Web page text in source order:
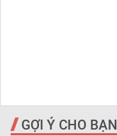
GỢI Ý CHO BẠN